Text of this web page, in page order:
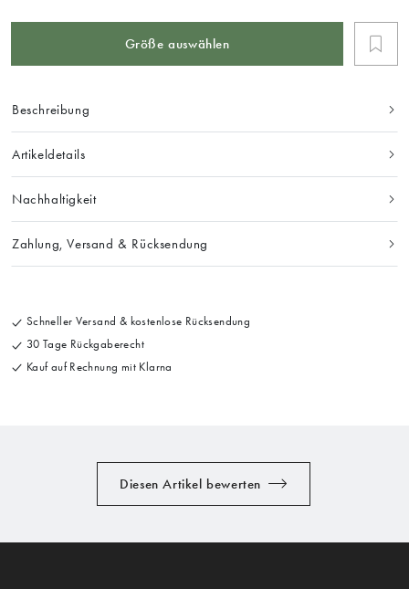
Größe auswählen
Beschreibung
Artikeldetails
Nachhaltigkeit
Zahlung, Versand & Rücksendung
Schneller Versand & kostenlose Rücksendung
30 Tage Rückgaberecht
Kauf auf Rechnung mit Klarna
Diesen Artikel bewerten